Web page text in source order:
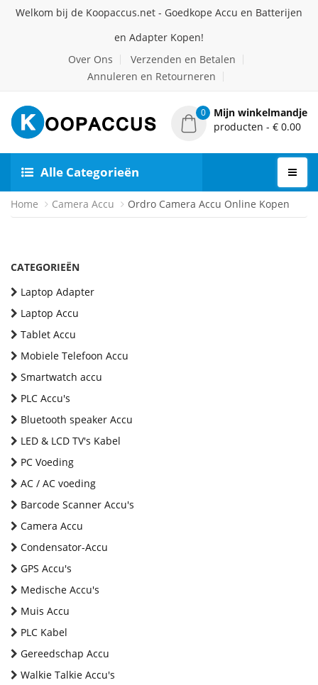
Welkom bij de Koopaccus.net - Goedkope Accu en Batterijen
en Adapter Kopen!
Over Ons
Verzenden en Betalen
Annuleren en Retourneren
0
Mijn winkelmandje
producten - € 0.00
Alle Categorieën
Home Camera Accu Ordro Camera Accu Online Kopen
CATEGORIEËN
Laptop Adapter
Laptop Accu
Tablet Accu
Mobiele Telefoon Accu
Smartwatch accu
PLC Accu's
Bluetooth speaker Accu
LED & LCD TV's Kabel
PC Voeding
AC / AC voeding
Barcode Scanner Accu's
Camera Accu
Condensator-Accu
GPS Accu's
Medische Accu's
Muis Accu
PLC Kabel
Gereedschap Accu
Walkie Talkie Accu's